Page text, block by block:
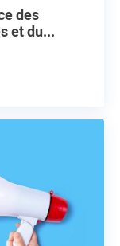
des
et du...